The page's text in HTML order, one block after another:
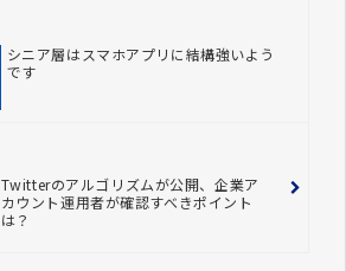
シニア層はスマホアプリに結構強いよう
です
Twitterのアルゴリズムが公開、企業ア
カウント運用者が確認すべきポイント
は？